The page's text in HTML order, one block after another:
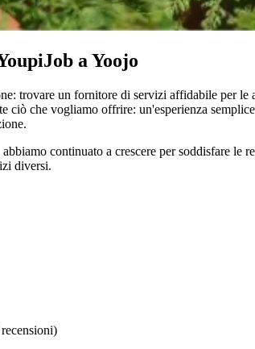
a Yoojo
trovare un fornitore di servizi affidabile per le
ciò che vogliamo offrire: un'esperienza
continuato a crescere per soddisfare
diversi.